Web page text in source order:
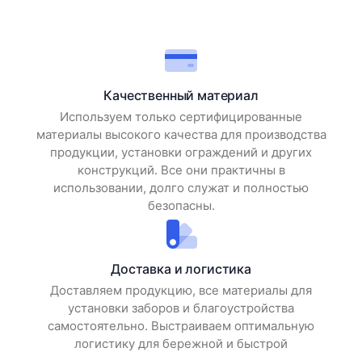
Качественный материал
Используем только сертифицированные
материалы высокого качества для производства
продукции, установки ограждений и других
конструкций. Все они практичны в
использовании, долго служат и полностью
безопасны.
Доставка и логистика
Доставляем продукцию, все материалы для
установки заборов и благоустройства
самостоятельно. Выстраиваем оптимальную
логистику для бережной и быстрой